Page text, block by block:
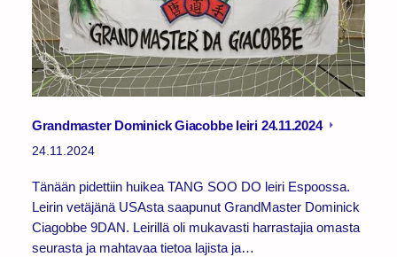
Grandmaster Dominick Giacobbe leiri 24.11.2024
24.11.2024
Tänään pidettiin huikea TANG SOO DO leiri Espoossa.
Leirin vetäjänä USAsta saapunut GrandMaster Dominick
Ciagobbe 9DAN. Leirillä oli mukavasti harrastajia omasta
seurasta ja mahtavaa tietoa lajista ja…